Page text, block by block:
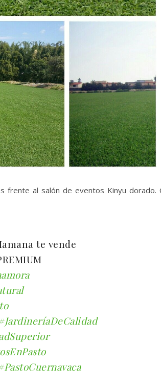
frente al salón de eventos Kinyu dorado.
te vende